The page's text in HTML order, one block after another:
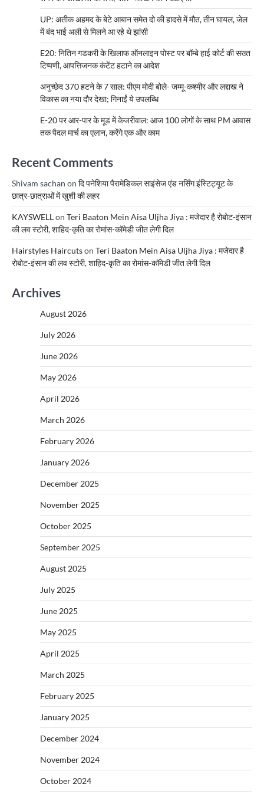
UP: अतीक अहमद के बेटे आबान समेत दो की हादसे में मौत, तीन घायल, जेल
में बंद भाई अली से मिलने आ रहे थे झांसी
E20: नितिन गडकरी के खिलाफ ऑनलाइन पोस्ट पर बॉम्बे हाई कोर्ट की सख्त
टिप्पणी, आपत्तिजनक कंटेंट हटाने का आदेश
अनुच्छेद 370 हटने के 7 साल: पीएम मोदी बोले- जम्मू-कश्मीर और लद्दाख ने
विकास का नया दौर देखा; गिनाईं ये उपलब्धि
E-20 पर आर-पार के मूड में केजरीवाल: आज 100 लोगों के साथ PM आवास
तक पैदल मार्च का एलान, करेंगे एक और काम
Recent Comments
Shivam sachan on दि पनेशिया पैरामेडिकल साइंसेज एंड नर्सिंग इंस्टिट्यूट के
छात्र-छात्राओं में खुशी की लहर
KAYSWELLon Teri Baaton Mein Aisa Uljha Jiya : मजेदार है रोबोट-इंसान
की लव स्टोरी, शाहिद-कृति का रोमांस-कॉमेडी जीत लेगी दिल
Hairstyles Haircutson Teri Baaton Mein Aisa Uljha Jiya : मजेदार है
रोबोट-इंसान की लव स्टोरी, शाहिद-कृति का रोमांस-कॉमेडी जीत लेगी दिल
Archives
August 2026
July 2026
June 2026
May 2026
April 2026
March 2026
February 2026
January 2026
December 2025
November 2025
October 2025
September 2025
August 2025
July 2025
June 2025
May 2025
April 2025
March 2025
February 2025
January 2025
December 2024
November 2024
October 2024